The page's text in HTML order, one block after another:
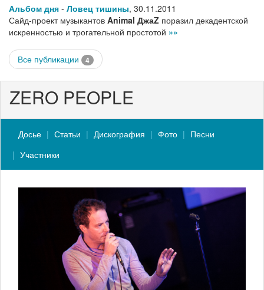
Альбом дня - Ловец тишины, 30.11.2011
Сайд-проект музыкантов Animal ДжаZ поразил декадентской
искренностью и трогательной простотой »»
Все публикации 4
ZERO PEOPLE
Досье Статьи Дискография Фото
Песни
Участники